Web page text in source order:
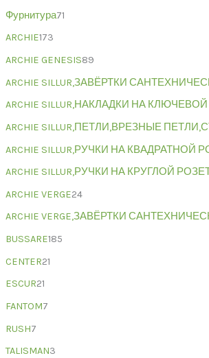
Фурнитура71
ARCHIE173
ARCHIE GENESIS89
ARCHIE SILLUR,ЗАВЁРТКИ
ARCHIE SILLUR,НАКЛАДКИ НА
ARCHIE SILLUR,ПЕТЛИ,ВРЕЗНЫЕ
ARCHIE SILLUR,РУЧКИ НА КВАДРАТНОЙ
ARCHIE SILLUR,РУЧКИ НА КРУГЛОЙ
ARCHIE VERGE24
ARCHIE VERGE,ЗАВЁРТКИ
BUSSARE185
CENTER21
ESCUR21
FANTOM7
RUSH7
TALISMAN3